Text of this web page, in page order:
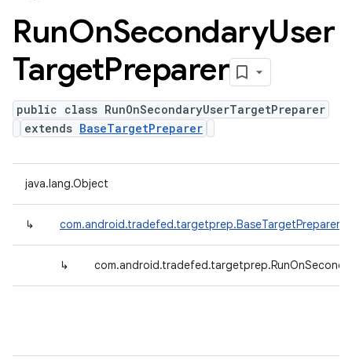
RunOnSecondaryUser
TargetPreparer
public class RunOnSecondaryUserTargetPreparer
extends BaseTargetPreparer
java.lang.Object
↳ com.android.tradefed.targetprep.BaseTargetPreparer
↳